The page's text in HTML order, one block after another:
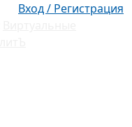
Вход / Регистрация